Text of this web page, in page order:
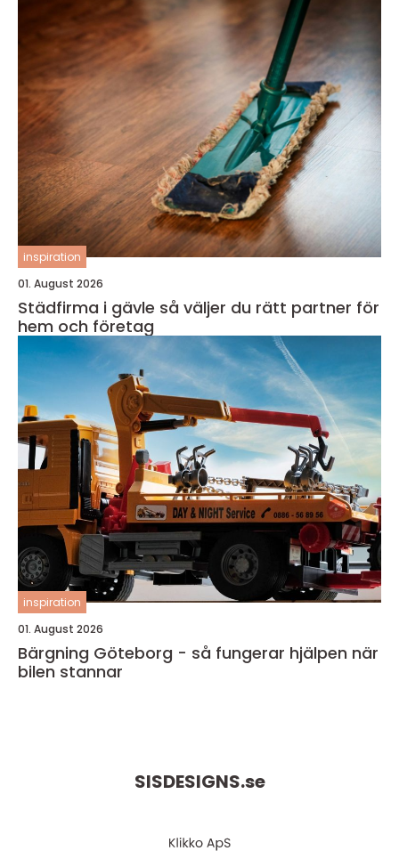
inspiration
01. August 2026
Städfirma i gävle så väljer du rätt partner för
hem och företag
inspiration
01. August 2026
Bärgning Göteborg - så fungerar hjälpen när
bilen stannar
SISDESIGNS.se